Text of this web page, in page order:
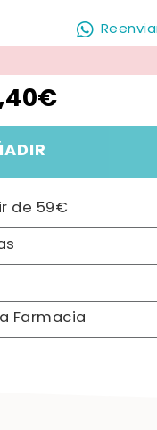
de 59€
Farmacia